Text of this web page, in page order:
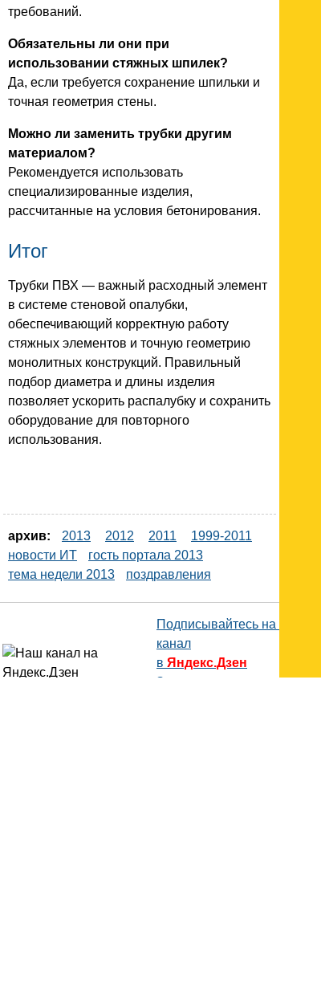
требований.
Обязательны ли они при
использовании стяжных шпилек?
Да, если требуется сохранение шпильки и
точная геометрия стены.
Можно ли заменить трубки другим
материалом?
Рекомендуется использовать
специализированные изделия,
рассчитанные на условия бетонирования.
Итог
Трубки ПВХ — важный расходный элемент
в системе стеновой опалубки,
обеспечивающий корректную работу
стяжных элементов и точную геометрию
монолитных конструкций. Правильный
подбор диаметра и длины изделия
позволяет ускорить распалубку и сохранить
оборудование для повторного
использования.
архив: 2013 2012 2011
1999-2011
новости ИТ
гость портала 2013
тема недели 2013
поздравления
Подписывайтесь на наш
канал
в Яндекс.Дзен
Здесь есть другие наши